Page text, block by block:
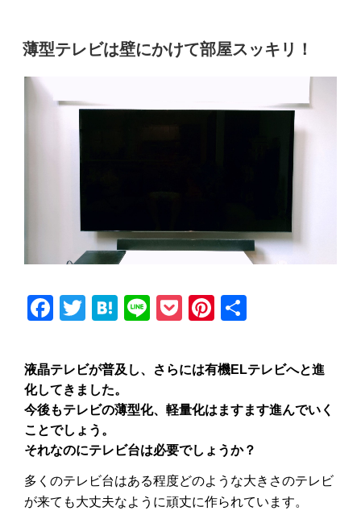
薄型テレビは壁にかけて部屋スッキリ！
F
c
e
b
o
o
k
T
tt
er
H
e
n
a
Li
e
P
ck
et
Pi
er
e
st
液晶テレビが普及し、さらには有機ELテレビへと進
化してきました。
今後もテレビの薄型化、軽量化はますます進んでいく
ことでしょう。
それなのにテレビ台は必要でしょうか？
多くのテレビ台はある程度どのような大きさのテレビ
が来ても大丈夫なように頑丈に作られています。